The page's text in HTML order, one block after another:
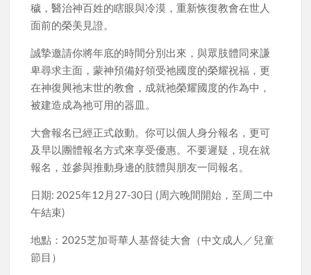
穢，醫治神百姓的瞎眼與冷漠，重新恢復教會在世人
面前的榮美見證。
誠摯邀請你將年底的時間分別出來，與眾肢體同來謙
卑尋求主面，蒙神預備好領受祂國度的榮耀祝福，更
在神復興祂末世的教會，成就祂榮耀國度的作為中，
被建造成為祂可用的器皿。
大會報名已經正式啟動。你可以個人身分報名，更可
及早以團體報名方式來享受優惠。不要遲疑，現在就
報名，並參與推動身邊的肢體與朋友一同報名。
日期: 2025年12月27-30日 (周六晚間開始，至周二中
午結束)
地點：2025芝加哥華人基督徒大會（中文成人／兒童
節目）